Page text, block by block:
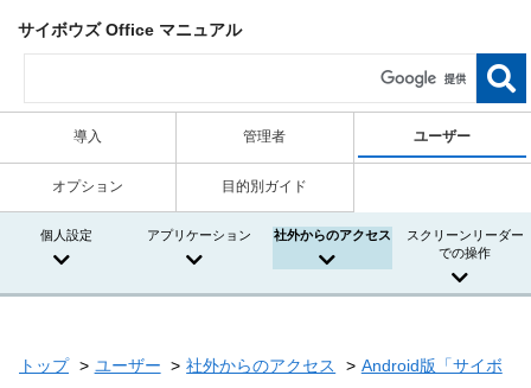
サイボウズ Office マニュアル
導入 管理者 ユーザー
オプション 目的別ガイド
個人設定 アプリケーション 社外からのアクセス
スクリーンリーダー
での操作
トップ ユーザー 社外からのアクセス
Android版「サイボ